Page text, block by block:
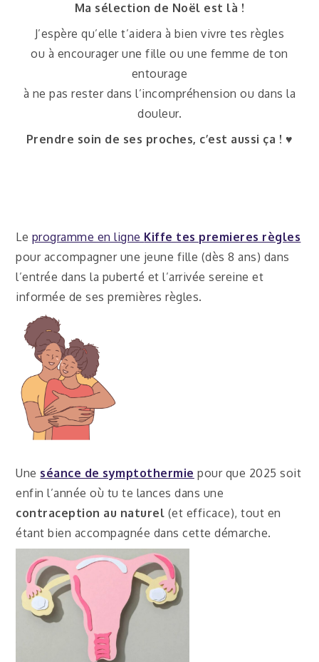
Ma sélection de Noël est là !
J’espère qu’elle t’aidera à bien vivre tes règles
ou à encourager une fille ou une femme de ton
entourage
à ne pas rester dans l’incompréhension ou dans la
douleur.
Prendre soin de ses proches, c’est aussi ça ! ♥
Le programme en ligne Kiffe tes premieres règles
pour accompagner une jeune fille (dès 8 ans) dans
l’entrée dans la puberté et l’arrivée sereine et
informée de ses premières règles.
Une séance de symptothermie pour que 2025 soit
enfin l’année où tu te lances dans une
contraception au naturel (et efficace), tout en
étant bien accompagnée dans cette démarche.